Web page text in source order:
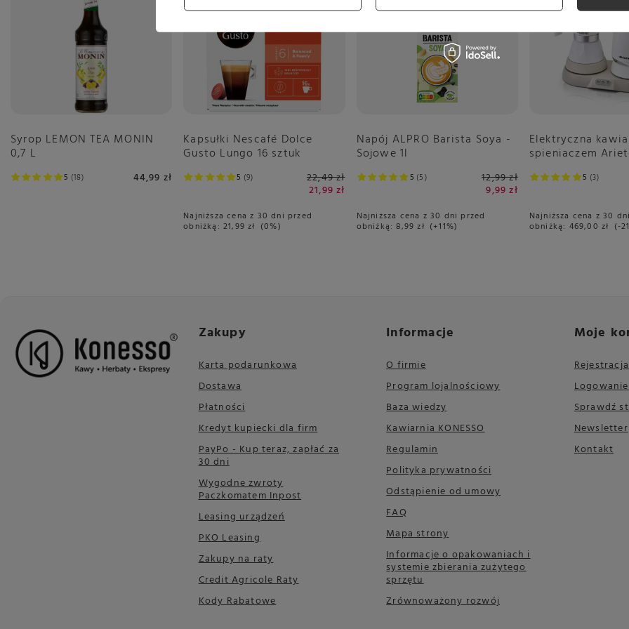
5 18
Syrop LEMON TEA MONIN
0,7 L
44,99 zł 5 9
Kapsułki Nescafé Dolce
Gusto Lungo 16 sztuk
22,49 zł
21,99 zł
Najniższa cena z 30 dni przed
obniżką:21,99 zł 0%
5 5
Napój ALPRO Barista Soya -
Sojowe 1l
12,99 zł
9,99 zł
Najniższa cena z 30 dni przed
obniżką:8,99 zł +11%
5 3
Elektryczna
spieniaczem
Najniższa cena z 30
obniżką: 469,00 zł -
Zakupy
Karta podarunkowa
Dostawa
Płatności
Kredyt kupiecki dla firm
PayPo - Kup teraz, zapłać za
30 dni
Wygodne zwroty
Paczkomatem Inpost
Leasing urządzeń
PKO Leasing
Zakupy na raty
Credit Agricole Raty
Kody Rabatowe
Informacje
O firmie
Program lojalnościowy
Baza wiedzy
Kawiarnia KONESSO
Regulamin
Polityka prywatności
Odstąpienie od umowy
FAQ
Mapa strony
Informacje o opakowaniach i
systemie zbierania zużytego
sprzętu
Zrównoważony rozwój
Moje
Rejestracja
Logowanie
Sprawdź
Newsletter
Kontakt